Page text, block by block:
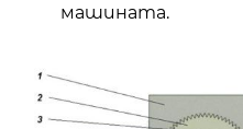
машината.